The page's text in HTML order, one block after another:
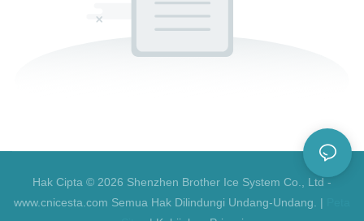
Hak Cipta © 2026 Shenzhen Brother Ice System Co., Ltd -
www.cnicesta.com Semua Hak Dilindungi Undang-Undang. |